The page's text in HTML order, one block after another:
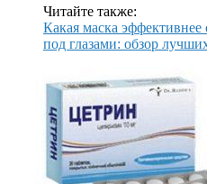
Читайте также:
Какая маска
под глазами: обзор